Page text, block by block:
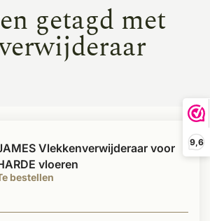
9,6
getagd met
bestellen
Vlekkenverwijderaar voor
vloeren